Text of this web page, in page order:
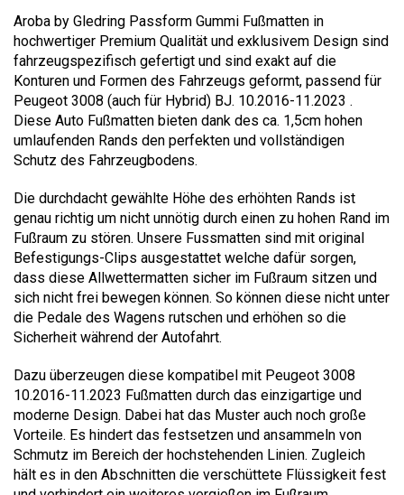
Aroba by Gledring Passform Gummi Fußmatten in
hochwertiger Premium Qualität und exklusivem Design sind
fahrzeugspezifisch gefertigt und sind exakt auf die
Konturen und Formen des Fahrzeugs geformt, passend für
Peugeot 3008 (auch für Hybrid) BJ. 10.2016-11.2023 .
Diese Auto Fußmatten bieten dank des ca. 1,5cm hohen
umlaufenden Rands den perfekten und vollständigen
Schutz des Fahrzeugbodens.
Die durchdacht gewählte Höhe des erhöhten Rands ist
genau richtig um nicht unnötig durch einen zu hohen Rand im
Fußraum zu stören. Unsere Fussmatten sind mit original
Befestigungs-Clips ausgestattet welche dafür sorgen,
dass diese Allwettermatten sicher im Fußraum sitzen und
sich nicht frei bewegen können. So können diese nicht unter
die Pedale des Wagens rutschen und erhöhen so die
Sicherheit während der Autofahrt.
Dazu überzeugen diese kompatibel mit Peugeot 3008
10.2016-11.2023 Fußmatten durch das einzigartige und
moderne Design. Dabei hat das Muster auch noch große
Vorteile. Es hindert das festsetzen und ansammeln von
Schmutz im Bereich der hochstehenden Linien. Zugleich
hält es in den Abschnitten die verschüttete Flüssigkeit fest